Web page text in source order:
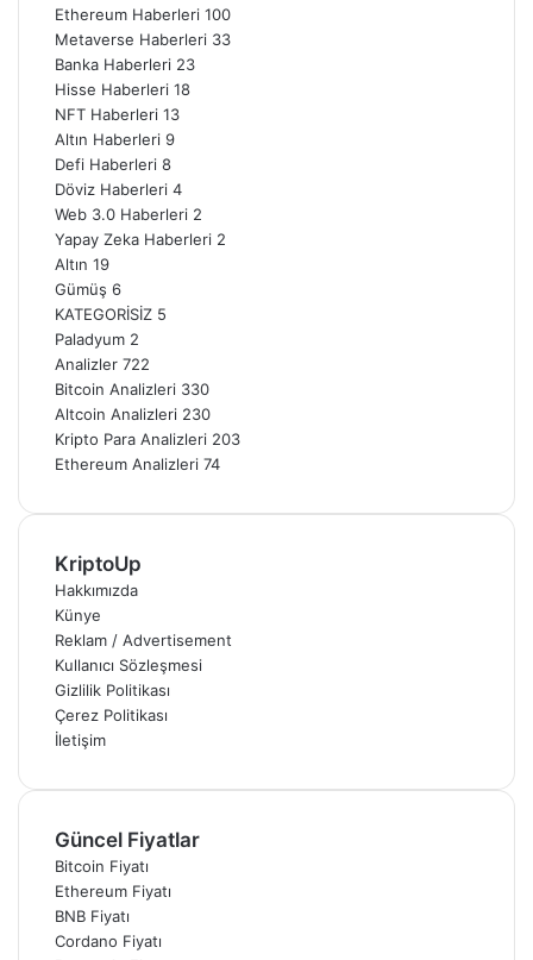
Ethereum Haberleri 100
Metaverse Haberleri 33
Banka Haberleri 23
Hisse Haberleri 18
NFT Haberleri 13
Altın Haberleri 9
Defi Haberleri 8
Döviz Haberleri 4
Web 3.0 Haberleri 2
Yapay Zeka Haberleri 2
Altın 19
Gümüş 6
KATEGORİSİZ 5
Paladyum 2
Analizler 722
Bitcoin Analizleri 330
Altcoin Analizleri 230
Kripto Para Analizleri 203
Ethereum Analizleri 74
KriptoUp
Hakkımızda
Künye
Reklam / Advertisement
Kullanıcı Sözleşmesi
Gizlilik Politikası
Çerez Politikası
İletişim
Güncel Fiyatlar
Bitcoin Fiyatı
Ethereum Fiyatı
BNB Fiyatı
Cordano Fiyatı